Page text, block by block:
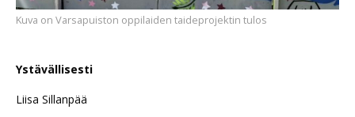
Kuva on Varsapuiston oppilaiden taideprojektin tulos
Ystävällisesti
Liisa Sillanpää